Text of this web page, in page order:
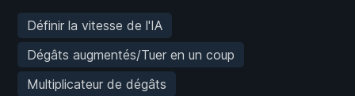
Définir la vitesse de l'IA
Dégâts augmentés/Tuer en un coup
Multiplicateur de dégâts